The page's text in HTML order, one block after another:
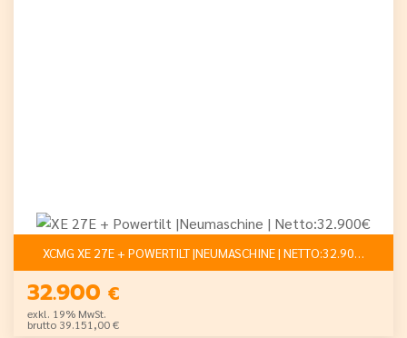
XCMG XE 27E + POWERTILT |NEUMASCHINE | NETTO:32.900€
32.900 €
exkl. 19% MwSt.
brutto 39.151,00 €